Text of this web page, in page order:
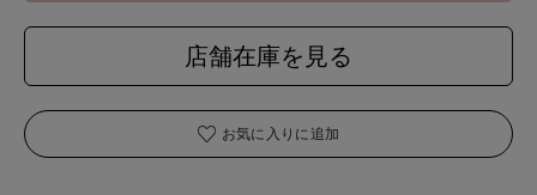
店舗在庫を見る
お気に入りに追加